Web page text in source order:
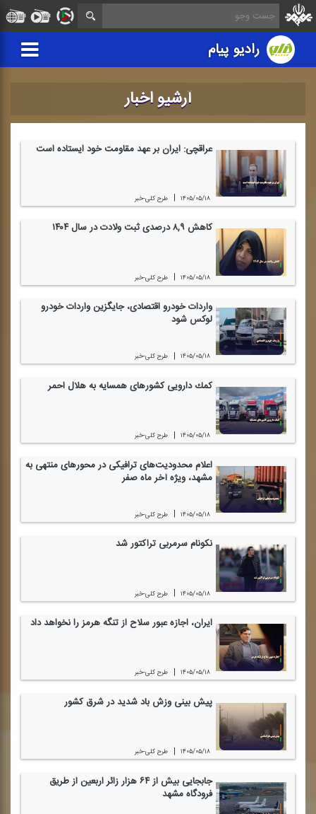
رادیو پیام
آرشیو اخبار
عراقچی: ایران بر عهد مقاومت خود ایستاده است
۱۴۰۵/۰۵/۱۸ | طرح كلی-خبر
كاهش ۸,۹ درصدی ثبت ولادت در سال ۱۴۰۴
۱۴۰۵/۰۵/۱۸ | طرح كلی-خبر
واردات خودرو اقتصادی، جایگزین واردات خودرو
لوكس شود
۱۴۰۵/۰۵/۱۸ | طرح كلی-خبر
كمك دارویی كشورهای همسایه به هلال احمر
۱۴۰۵/۰۵/۱۸ | طرح كلی-خبر
اعلام محدودیت‌های ترافیكی در محورهای منتهی به
مشهد، ویژه آخر ماه صفر
۱۴۰۵/۰۵/۱۸ | طرح كلی-خبر
نكونام سرمربی تراكتور شد
۱۴۰۵/۰۵/۱۸ | طرح كلی-خبر
ایران، اجازه عبور سلاح از تنگه هرمز را نخواهد داد
۱۴۰۵/۰۵/۱۸ | طرح كلی-خبر
پیش بینی وزش باد شدید در شرق كشور
۱۴۰۵/۰۵/۱۸ | طرح كلی-خبر
جابجایی بیش از ۶۴ هزار زائر اربعین از طریق
فرودگاه مشهد